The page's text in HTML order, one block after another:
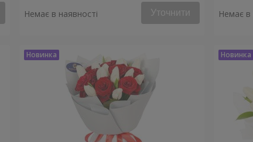
Немає в наявності Уточнити Немає в